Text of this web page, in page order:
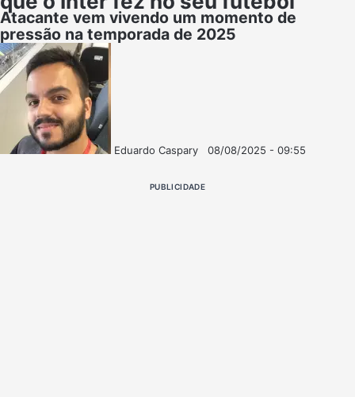
Atacante vem vivendo um momento de
pressão na temporada de 2025
Eduardo Caspary
Xe-
08/08/2025 - 09:55
PUBLICIDADE